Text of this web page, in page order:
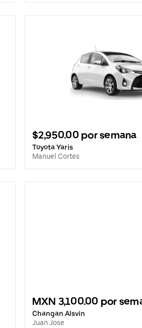
$2,950.00 por semana
Toyota Yaris
Manuel Cortés
MXN 3,100.00 por
Changan Alsvin
Juan Jose